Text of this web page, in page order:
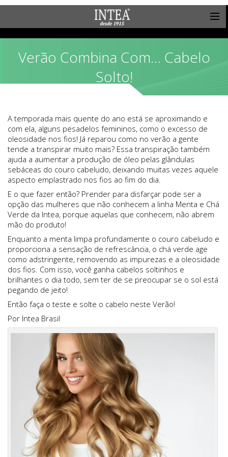
Verão Combina Com… Cabelo
Solto!
A temporada mais quente do ano está se aproximando e
com ela, alguns pesadelos femininos, como o excesso de
oleosidade nos fios! Já reparou como no verão a gente
tende a transpirar muito mais? Essa transpiração também
ajuda a aumentar a produção de óleo pelas glândulas
sebáceas do couro cabeludo, deixando muitas vezes aquele
aspecto emplastrado nos fios ao fim do dia.
E o que fazer então? Prender para disfarçar pode ser a
opção das mulheres que não conhecem a linha Menta e Chá
Verde da Intea, porque aquelas que conhecem, não abrem
mão do produto!
Enquanto a menta limpa profundamente o couro cabeludo e
proporciona a sensação de refrescância, o chá verde age
como adstringente, removendo as impurezas e a oleosidade
dos fios. Com isso, você ganha cabelos soltinhos e
brilhantes o dia todo, sem ter de se preocupar se o sol está
pegando de jeito!
Então faça o teste e solte o cabelo neste Verão!
Por Intea Brasil